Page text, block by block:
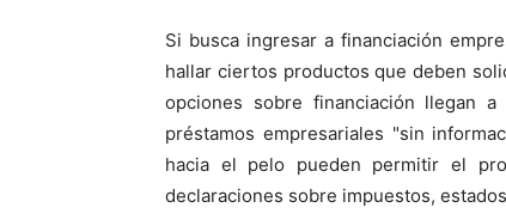
Si busca ingresar a financiación
hallar ciertos productos que deben
opciones sobre financiación llegan
préstamos empresariales "sin
hacia el pelo pueden permitir el
declaraciones sobre impuestos,